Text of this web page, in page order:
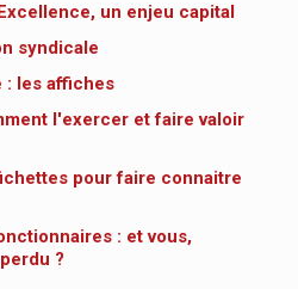
un enjeu capital
syndicale
: les affiches
l'exercer et faire valoir
pour faire connaitre
: et vous,
?